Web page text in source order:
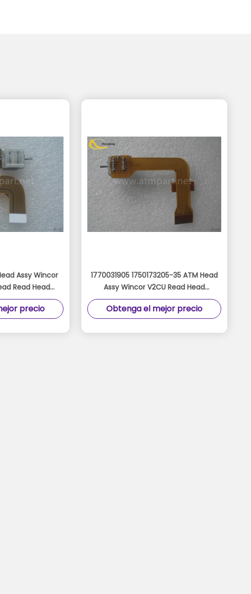
Assy Wincor
Read Head
4
precio
1770031905 1750173205-35 ATM Head
Assy Wincor V2CU Read Head
Magnetic
Obtenga el mejor precio